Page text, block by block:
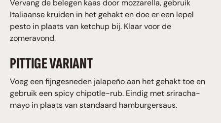
Vervang de belegen kaas door mozzarella, gebruik
Italiaanse kruiden in het gehakt en doe er een lepel
pesto in plaats van ketchup bij. Klaar voor de
zomeravond.
PITTIGE VARIANT
Voeg een fijngesneden jalapeño aan het gehakt toe en
gebruik een spicy chipotle-rub. Eindig met sriracha-
mayo in plaats van standaard hamburger­saus.